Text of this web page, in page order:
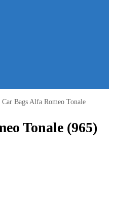
Car Bags Alfa Romeo Tonale
Tonale (965)